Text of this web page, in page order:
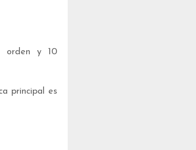
orden y 10
principal es